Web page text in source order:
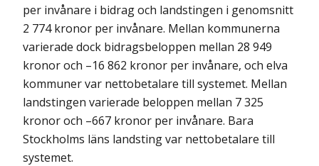
per invånare i bidrag och landstingen i genomsnitt
2 774 kronor per invånare. Mellan kommunerna
varierade dock bidragsbeloppen mellan 28 949
kronor och –16 862 kronor per invånare, och elva
kommuner var nettobetalare till systemet. Mellan
landstingen varierade beloppen mellan 7 325
kronor och –667 kronor per invånare. Bara
Stockholms läns landsting var nettobetalare till
systemet.